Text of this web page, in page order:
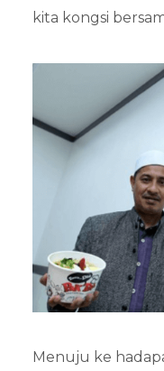
kita kongsi
Menuju ke